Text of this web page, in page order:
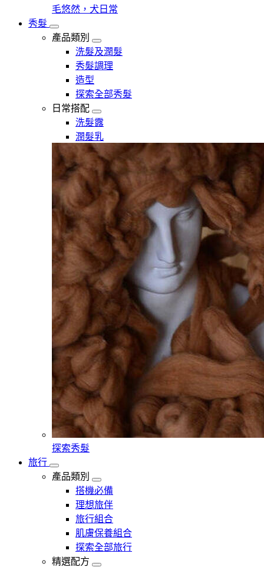
毛悠然，犬日常
秀髮
產品類別
洗髮及潤髮
秀髮調理
造型
探索全部秀髮
日常搭配
洗髮露
潤髮乳
探索秀髮
旅行
產品類別
搭機必備
理想旅伴
旅行組合
肌膚保養組合
探索全部旅行
精選配方